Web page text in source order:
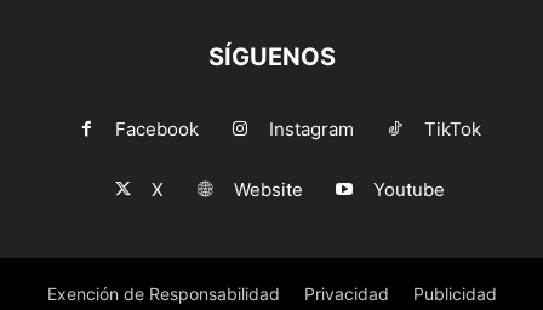
SÍGUENOS
Facebook Instagram TikTok
X Website Youtube
Exención de Responsabilidad Privacidad Publicidad